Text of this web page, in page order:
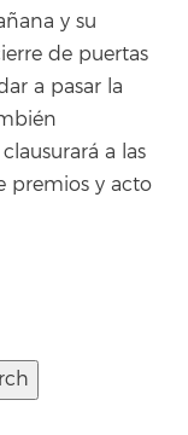
y su
de puertas
a pasar la
a las
premios y acto